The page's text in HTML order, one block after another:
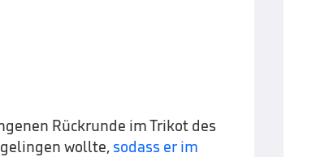
Rückrunde im Trikot des
wollte, sodass er im